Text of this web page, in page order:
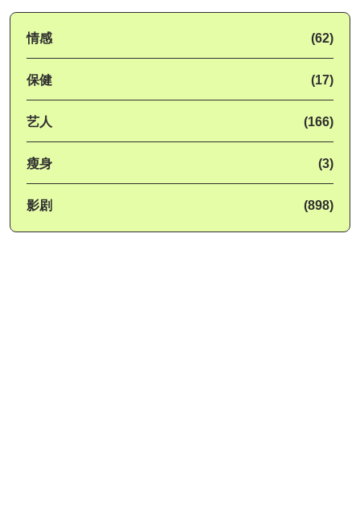
情感 (62)
保健 (17)
艺人 (166)
瘦身 (3)
影剧 (898)